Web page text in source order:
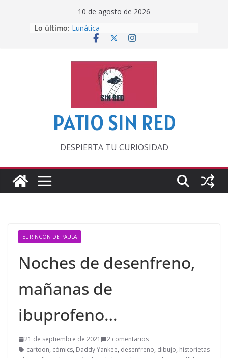
10 de agosto de 2026
Lo último: Lunática
Pero, hasta entonces…
‘La broma infinita’ de recomendar
lecturas veraniegas
Otra del Mundial
PATIO SIN RED
DESPIERTA TU CURIOSIDAD
EL RINCÓN DE PAULA
Noches de desenfreno,
mañanas de
ibuprofeno…
21 de septiembre de 2021
2 comentarios
cartoon, cómics, Daddy Yankee, desenfreno, dibujo, historietas